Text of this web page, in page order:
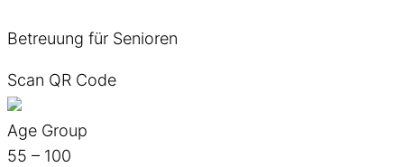
Betreuung für Senioren
Scan QR Code
Age Group
55 – 100